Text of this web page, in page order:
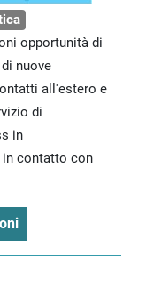
opportunità di
nuove
all'estero e
di
in
in contatto con